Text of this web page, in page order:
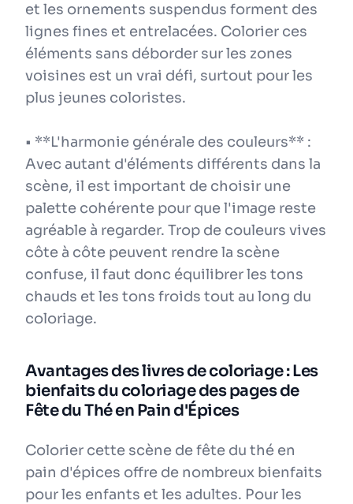
et les ornements suspendus forment des
lignes fines et entrelacées. Colorier ces
éléments sans déborder sur les zones
voisines est un vrai défi, surtout pour les
plus jeunes coloristes.
• **L'harmonie générale des couleurs** :
Avec autant d'éléments différents dans la
scène, il est important de choisir une
palette cohérente pour que l'image reste
agréable à regarder. Trop de couleurs vives
côte à côte peuvent rendre la scène
confuse, il faut donc équilibrer les tons
chauds et les tons froids tout au long du
coloriage.
Avantages des livres de coloriage : Les
bienfaits du coloriage des pages de
Fête du Thé en Pain d'Épices
Colorier cette scène de fête du thé en
pain d'épices offre de nombreux bienfaits
pour les enfants et les adultes. Pour les